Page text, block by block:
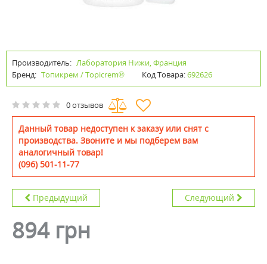
Производитель: Лаборатория Нижи, Франция
Бренд: Топикрем / Topicrem® Код Товара:692626
0 отзывов
Данный товар недоступен к заказу или снят с
производства. Звоните и мы подберем вам
аналогичный товар!
(096) 501-11-77
Предыдущий Следующий
894 грн